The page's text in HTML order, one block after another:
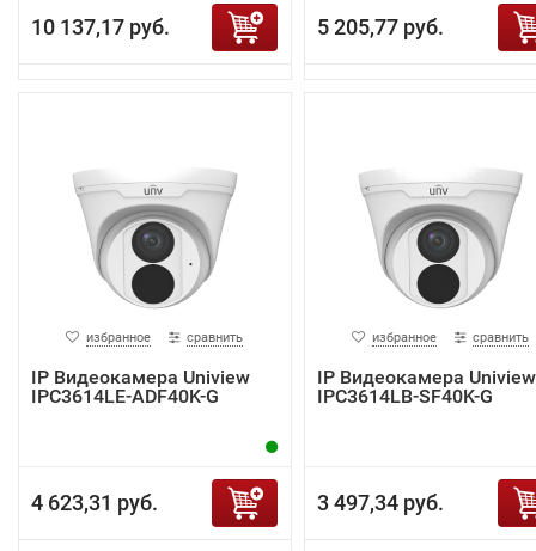
10 137,17 руб. 5 205,77 руб.
избранное сравнить
IP Видеокамера Uniview
IPC3614LE-ADF40K-G
4 623,31 руб.
избранное сравнить
IP Видеокамера Uniview
IPC3614LB-SF40K-G
3 497,34 руб.